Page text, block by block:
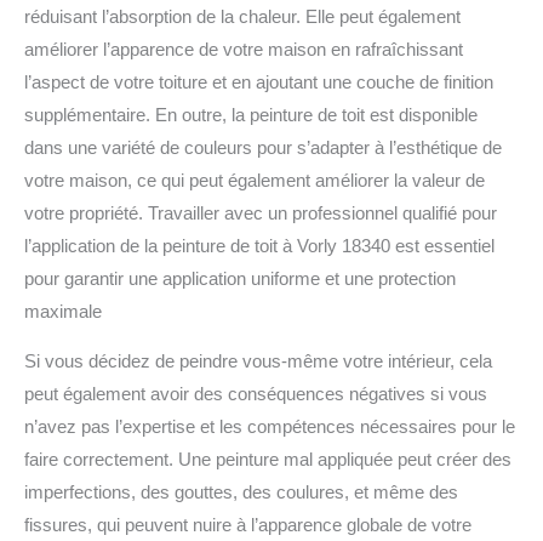
réduisant l’absorption de la chaleur. Elle peut également
améliorer l’apparence de votre maison en rafraîchissant
l’aspect de votre toiture et en ajoutant une couche de finition
supplémentaire. En outre, la peinture de toit est disponible
dans une variété de couleurs pour s’adapter à l’esthétique de
votre maison, ce qui peut également améliorer la valeur de
votre propriété. Travailler avec un professionnel qualifié pour
l’application de la peinture de toit à Vorly 18340 est essentiel
pour garantir une application uniforme et une protection
maximale
Si vous décidez de peindre vous-même votre intérieur, cela
peut également avoir des conséquences négatives si vous
n’avez pas l’expertise et les compétences nécessaires pour le
faire correctement. Une peinture mal appliquée peut créer des
imperfections, des gouttes, des coulures, et même des
fissures, qui peuvent nuire à l’apparence globale de votre